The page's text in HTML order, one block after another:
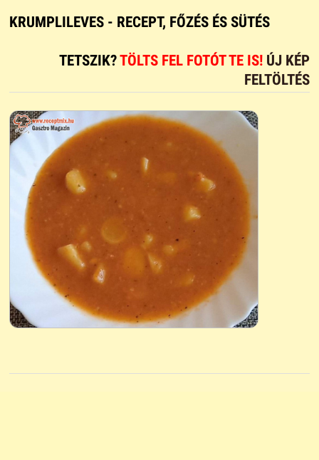
KRUMPLILEVES - RECEPT, FŐZÉS ÉS SÜTÉS
TETSZIK?TÖLTS FEL FOTÓT TE IS! ÚJ KÉP
FELTÖLTÉS